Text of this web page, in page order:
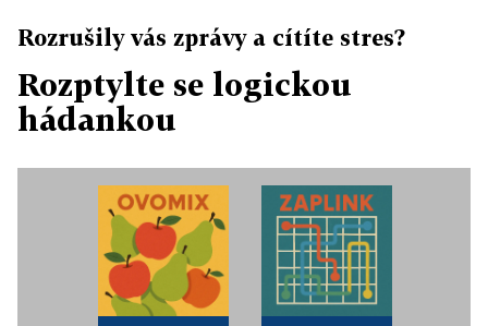
Rozrušily vás zprávy a cítíte stres?
Rozptylte se logickou
hádankou